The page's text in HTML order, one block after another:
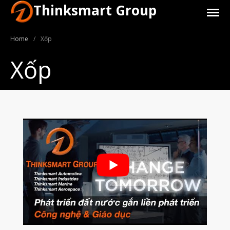
Trang Chủ
Sản Phẩm
Máy In 3D Để Bàn Formlabs U.S.
Máy In 3D SLA Công Nghiệp
Máy in 3D EOS
Máy in 3D nhựa PEEK EXT 220
MED | 3D SYSTEM
Máy In 3D FDM Để Bàn & Công
Thinksmart Group
Home / Xốp
Xốp